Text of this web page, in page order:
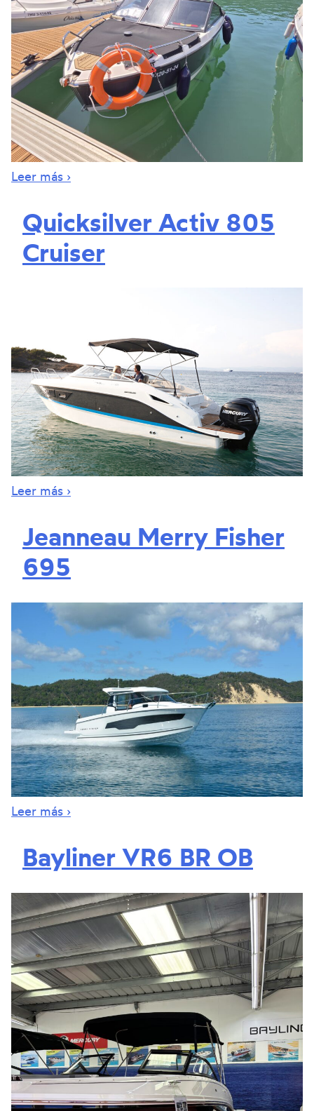
Leer más ›
Quicksilver Activ 805
Cruiser
Leer más ›
Jeanneau Merry Fisher
695
Leer más ›
Bayliner VR6 BR OB